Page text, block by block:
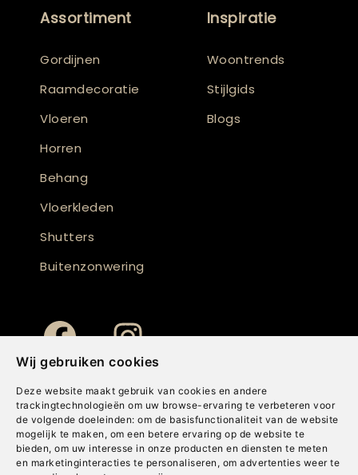
Wij gebruiken cookies
Deze website maakt gebruik van cookies en andere
trackingtechnologieën om uw browse-ervaring te verbeteren voor
de volgende doeleinden: om de basisfunctionaliteit van de website
mogelijk te maken , om een betere ervaring op de website te
bieden, om uw interesse in onze producten en diensten te meten
en marketinginteracties te personaliseren , om advertenties weer te
Assortiment
Gordijnen
Raamdecoratie
Vloeren
Horren
Behang
Vloerkleden
Shutters
Buitenzonwering
Inspiratie
Woontrends
Stijlgids
Blogs